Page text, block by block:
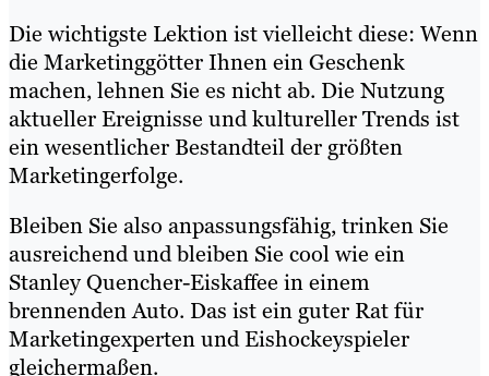
Die wichtigste Lektion ist vielleicht diese: Wenn
die Marketinggötter Ihnen ein Geschenk
machen, lehnen Sie es nicht ab. Die Nutzung
aktueller Ereignisse und kultureller Trends ist
ein wesentlicher Bestandteil der größten
Marketingerfolge.
Bleiben Sie also anpassungsfähig, trinken Sie
ausreichend und bleiben Sie cool wie ein
Stanley Quencher-Eiskaffee in einem
brennenden Auto. Das ist ein guter Rat für
Marketingexperten und Eishockeyspieler
gleichermaßen.